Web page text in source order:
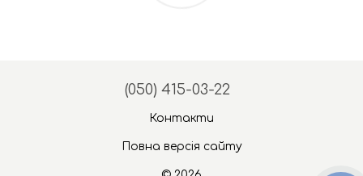
(050) 415-03-22
Контакти
Повна версія сайту